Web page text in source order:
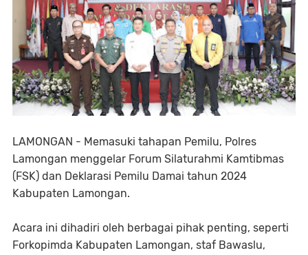
LAMONGAN - Memasuki tahapan Pemilu, Polres
Lamongan menggelar Forum Silaturahmi Kamtibmas
(FSK) dan Deklarasi Pemilu Damai tahun 2024
Kabupaten Lamongan.
Acara ini dihadiri oleh berbagai pihak penting, seperti
Forkopimda Kabupaten Lamongan, staf Bawaslu,